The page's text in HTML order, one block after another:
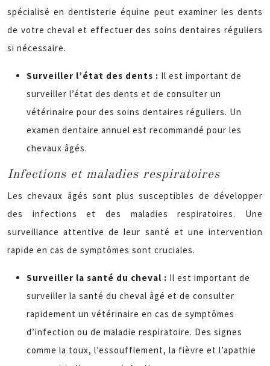
spécialisé en dentisterie équine peut examiner les dents
de votre cheval et effectuer des soins dentaires réguliers
si nécessaire.
Surveiller l’état des dents : Il est important de
surveiller l’état des dents et de consulter un
vétérinaire pour des soins dentaires réguliers. Un
examen dentaire annuel est recommandé pour les
chevaux âgés.
Infections et maladies respiratoires
Les chevaux âgés sont plus susceptibles de développer
des infections et des maladies respiratoires. Une
surveillance attentive de leur santé et une intervention
rapide en cas de symptômes sont cruciales.
Surveiller la santé du cheval : Il est important de
surveiller la santé du cheval âgé et de consulter
rapidement un vétérinaire en cas de symptômes
d’infection ou de maladie respiratoire. Des signes
comme la toux, l’essoufflement, la fièvre et l’apathie